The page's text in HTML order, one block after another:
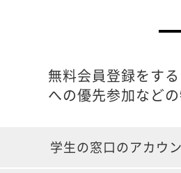
無料会員登録をす
への優先参加など
学生の窓口のアカウ